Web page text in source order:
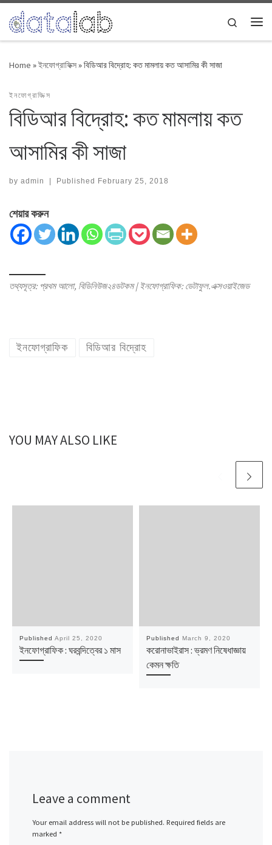
Skip to content
Search
Home »ইনফোগ্রাফিক্স»বিডিআর বিদ্রোহ: কত মামলায় কত আসামির কী সাজা
ইনফোগ্রাফিক্স
বিডিআর বিদ্রোহ: কত মামলায় কত
আসামির কী সাজা
by admin | Published February 25, 2018
শেয়ার করুন
তথ্যসূত্র: প্রথম আলো, বিডিনিউজ২৪ডটকম | ইনফোগ্রাফিক: ডেটাফুল.এক্সওয়াইজেড
ইনফোগ্রাফিক বিডিআর বিদ্রোহ
YOU MAY ALSO LIKE
Published April 25, 2020
ইনফোগ্রাফিক : ঘরবন্দিত্বের ১ মাস
Published March 9, 2020
করোনাভাইরাস : ভ্রমণ নিষেধাজ্ঞায়
কেমন ক্ষতি
Leave a comment
Your email address will not be published. Required fields are
marked *